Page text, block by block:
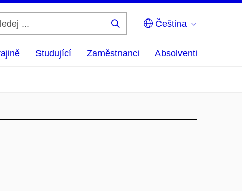
Čeština
Studující Zaměstnanci Absolventi